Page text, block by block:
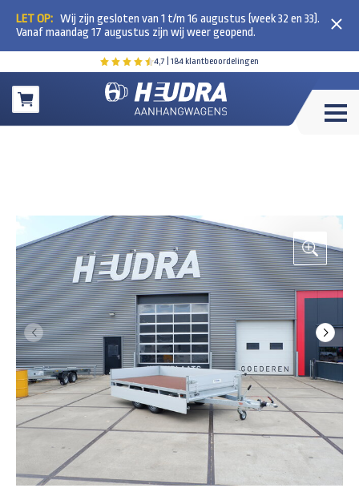
4,7 | 184 klantbeoordelingen
Winkelwagen
LET OP: Wij zijn gesloten van 1 t/m 16 augustus (week 32 en 33).
Vanaf maandag 17 augustus zijn wij weer geopend.